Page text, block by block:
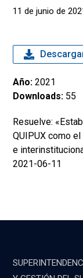
11 de junio de
Resuelve:
QUIPUX como
e
2021-06-11
Año: 2021
Downloads: 55